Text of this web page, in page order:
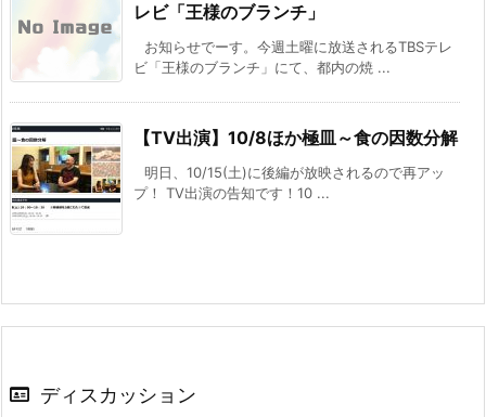
レビ「王様のブランチ」
お知らせでーす。今週土曜に放送されるTBSテレ
ビ「王様のブランチ」にて、都内の焼 ...
【TV出演】10/8ほか極皿～食の因数分解
明日、10/15(土)に後編が放映されるので再アッ
プ！ TV出演の告知です！10 ...
ディスカッション